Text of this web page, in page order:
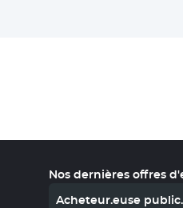
Nos dernières offres
Acheteur.euse